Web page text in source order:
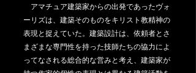
アマチュア建築家からの出発であったヴォ
ーリズは、建築そのものをキリスト教精神の
表現と捉えていた。建築設計は、依頼者とさ
まざまな専門性を持った技師たちの協力によ
ってなされる総合的な営みと考え、建築家が